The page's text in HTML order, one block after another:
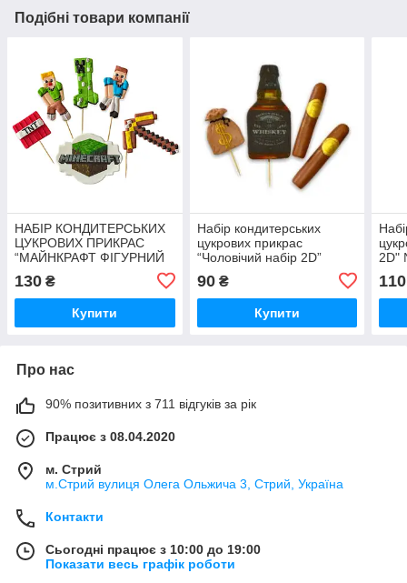
Подібні товари компанії
НАБІР КОНДИТЕРСЬКИХ
ЦУКРОВИХ ПРИКРАС
“МАЙНКРАФТ ФІГУРНИЙ
130 ₴
Купити
Набір кондитерських
цукрових прикрас
“Чоловічий набір 2D”
90₴
Купити
2D"
110
Про нас
90% позитивних з 711 відгуків за рік
Працює з 08.04.2020
м. Стрий
м.Стрий вулиця Олега Ольжича 3, Стрий, Україна
Контакти
Сьогодні працює з 10:00 до 19:00
Показати весь графік роботи